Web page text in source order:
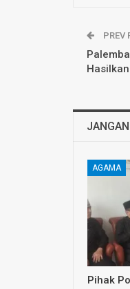
PREV
Hasilkan
AGAMA
Pihak